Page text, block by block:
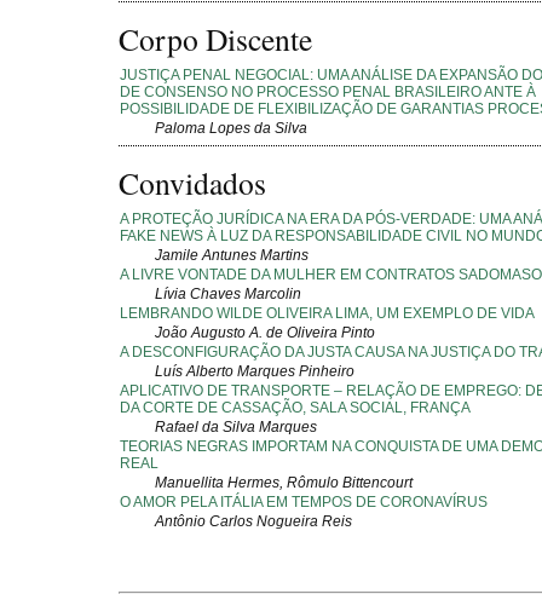
Corpo Discente
JUSTIÇA PENAL NEGOCIAL: UMA ANÁLISE DA EXPANSÃO
DE CONSENSO NO PROCESSO PENAL BRASILEIRO ANTE À
POSSIBILIDADE DE FLEXIBILIZAÇÃO DE GARANTIAS
Paloma Lopes da Silva
Convidados
A PROTEÇÃO JURÍDICA NA ERA DA PÓS-VERDADE: UMA
FAKE NEWS À LUZ DA RESPONSABILIDADE CIVIL NO
Jamile Antunes Martins
A LIVRE VONTADE DA MULHER EM CONTRATOS
Lívia Chaves Marcolin
LEMBRANDO WILDE OLIVEIRA LIMA, UM EXEMPLO DE VIDA
João Augusto A. de Oliveira Pinto
A DESCONFIGURAÇÃO DA JUSTA CAUSA NA JUSTIÇA DO
Luís Alberto Marques Pinheiro
APLICATIVO DE TRANSPORTE – RELAÇÃO DE EMPREGO:
DA CORTE DE CASSAÇÃO, SALA SOCIAL, FRANÇA
Rafael da Silva Marques
TEORIAS NEGRAS IMPORTAM NA CONQUISTA DE UMA
REAL
Manuellita Hermes, Rômulo Bittencourt
O AMOR PELA ITÁLIA EM TEMPOS DE CORONAVÍRUS
Antônio Carlos Nogueira Reis